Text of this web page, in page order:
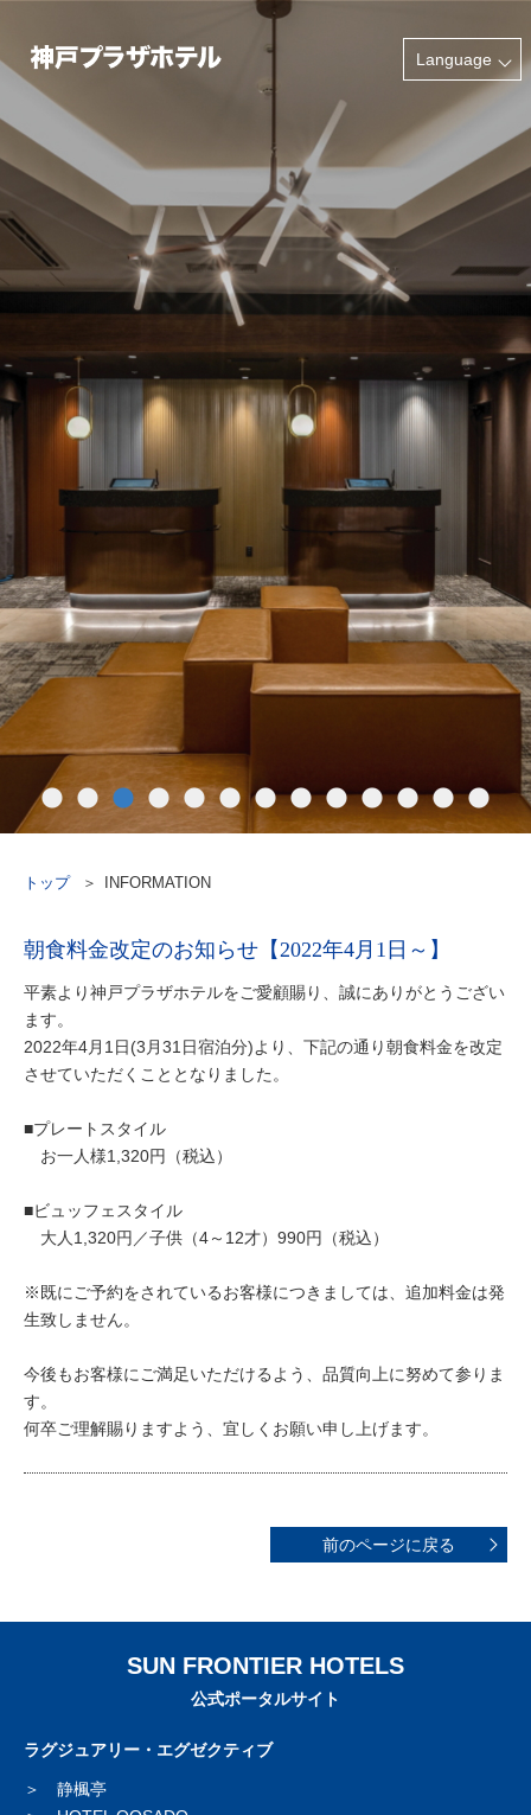
トップ INFORMATION
INFORMATION
朝食料金改定のお知らせ【2022年4月1日～】
平素より神戸プラザホテルをご愛顧賜り、誠にありがとうござい
ます。
2022年4月1日(3月31日宿泊分)より、下記の通り朝食料金を改定
させていただくこととなりました。
■プレートスタイル
お一人様1,320円（税込）
■ビュッフェスタイル
大人1,320円／子供（4～12才）990円（税込）
※既にご予約をされているお客様につきましては、追加料金は発
生致しません。
今後もお客様にご満足いただけるよう、品質向上に努めて参りま
す。
何卒ご理解賜りますよう、宜しくお願い申し上げます。
前のページに戻る
SUN FRONTIER HOTELS
公式ポータルサイト
ラグジュアリー・エグゼクティブ
静楓亭